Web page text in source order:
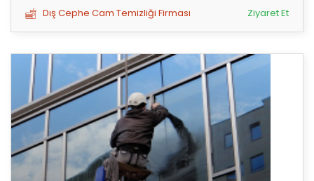
Dış Cephe Cam Temizliği Firması Ziyaret Et